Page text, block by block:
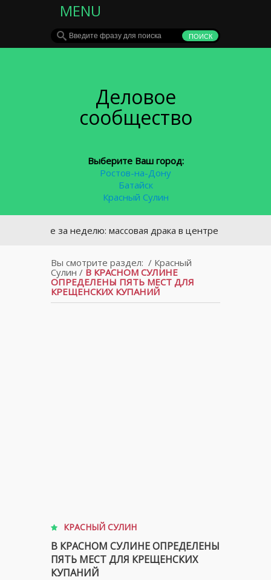
MENU
Деловое
сообщество
Выберите Ваш город:
Ростов-на-Дону
Батайск
Красный Сулин
за неделю: массовая драка в центре Ростова и
Вы смотрите раздел: / Красный
Сулин / В КРАСНОМ СУЛИНЕ
ОПРЕДЕЛЕНЫ ПЯТЬ МЕСТ ДЛЯ
КРЕЩЕНСКИХ КУПАНИЙ
КРАСНЫЙ СУЛИН
В КРАСНОМ СУЛИНЕ ОПРЕДЕЛЕНЫ
ПЯТЬ МЕСТ ДЛЯ КРЕЩЕНСКИХ
КУПАНИЙ